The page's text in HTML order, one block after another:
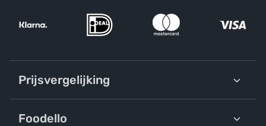
Prijsvergelijking
Foodello